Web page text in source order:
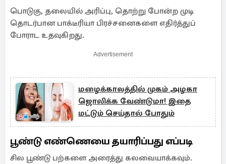
பொடுகு, தலையில் அரிப்பு, தொற்று போன்ற முடி
தொடர்பான பாக்டீரியா பிரச்சனைகளை எதிர்த்துப்
போராட உதவுகிறது.
Advertisement
மழைக்காலத்தில் முகம் அழகா
ஜொலிக்க வேண்டுமா! இதை
மட்டும் செய்தால் போதும்
பூண்டு எண்ணெயை தயாரிப்பது எப்படி
சில பூண்டு பற்களை அரைத்து கலவையாக்கவும்.